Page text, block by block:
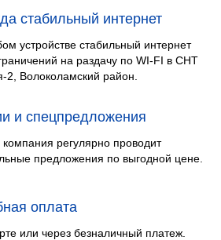
стабильный интернет
устройстве стабильный интернет
на раздачу по WI-FI в СНТ
2, Волоколамский район.
и спецпредложения
регулярно проводит
предложения по выгодной цене.
оплата
или через безналичный платеж.